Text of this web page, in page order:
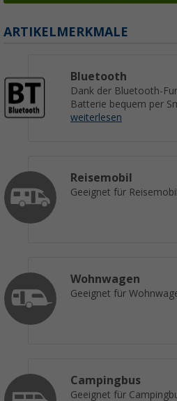
ARTIKELMERKMALE
Bluetooth
Dank der Bluetooth-
Batterie bequem per
weiterlesen
Reisemobil
Geeignet für
Wohnwagen
Geeignet für
Campingbus
Geeignet für